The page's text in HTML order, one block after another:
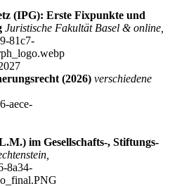
(IPG): Erste Fixpunkte und
Juristische Fakultät Basel & online,
(2026) verschiedene
im Gesellschafts-, Stiftungs-